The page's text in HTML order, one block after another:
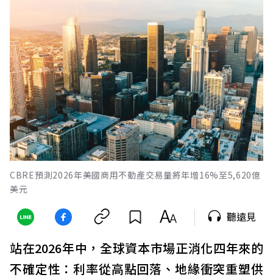
CBRE預測2026年美國商用不動產交易量將年增16%至5,620億
美元
聽遠見
站在2026年中，全球資本市場正消化四年來的
不確定性：利率從高點回落、地緣衝突重塑供